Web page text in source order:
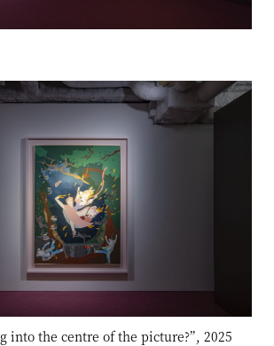
into the centre of the picture?”, 2025